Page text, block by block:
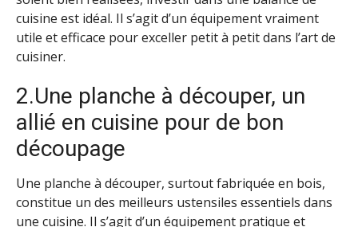
cuisine est idéal. Il s’agit d’un équipement vraiment
utile et efficace pour exceller petit à petit dans l’art de
cuisiner.
2.Une planche à découper, un
allié en cuisine pour de bon
découpage
Une planche à découper, surtout fabriquée en bois,
constitue un des meilleurs ustensiles essentiels dans
une cuisine. Il s’agit d’un équipement pratique et